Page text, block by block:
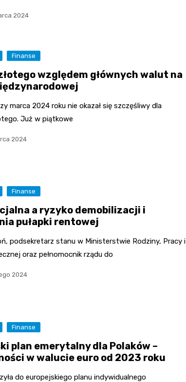
2024
Finanse
względem głównych walut na
marca 2024 roku nie okazał się szczęśliwy dla
Już w piątkowe
2024
Finanse
a ryzyko demobilizacji i
pułapki rentowej
podsekretarz stanu w Ministerstwie Rodziny, Pracy i
oraz pełnomocnik rządu do
2024
Finanse
plan emerytalny dla Polaków –
w walucie euro od 2023 roku
do europejskiego planu indywidualnego